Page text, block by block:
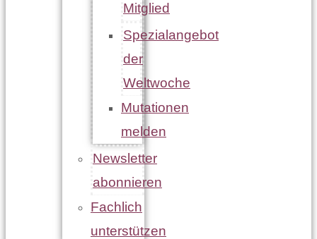
Mitglied
Spezialangebot
der
Weltwoche
Mutationen
melden
Newsletter
abonnieren
Fachlich
unterstützen